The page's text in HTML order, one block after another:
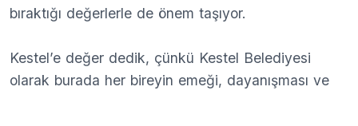
bıraktığı değerlerle de önem taşıyor.
Kestel’e değer dedik, çünkü Kestel Belediyesi
olarak burada her bireyin emeği, dayanışması ve